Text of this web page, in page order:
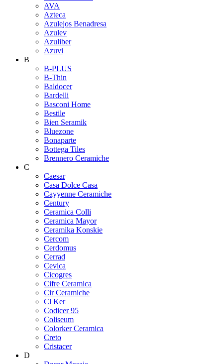
AVA
Azteca
Azulejos Benadresa
Azulev
Azuliber
Azuvi
B
B-PLUS
B-Thin
Baldocer
Bardelli
Basconi Home
Bestile
Bien Seramik
Bluezone
Bonaparte
Bottega Tiles
Brennero Ceramiche
C
Caesar
Casa Dolce Casa
Cayyenne Ceramiche
Century
Ceramica Colli
Ceramica Mayor
Ceramika Konskie
Cercom
Cerdomus
Cerrad
Cevica
Cicogres
Cifre Ceramica
Cir Ceramiche
Cl Ker
Codicer 95
Coliseum
Colorker Ceramica
Creto
Cristacer
D